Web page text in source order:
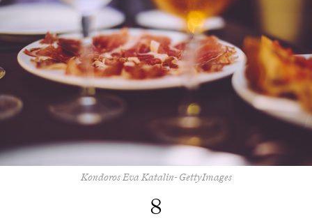
Kondoros Eva Katalin- GettyImages
8